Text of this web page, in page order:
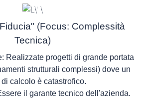
(Focus: Complessità
Tecnica)
Realizzate progetti di grande portata
strutturali complessi) dove un
calcolo è catastrofico.
il garante tecnico dell'azienda.